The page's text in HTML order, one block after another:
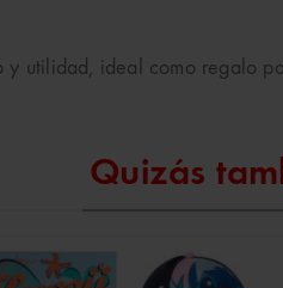
utilidad, ideal como regalo
Quizás